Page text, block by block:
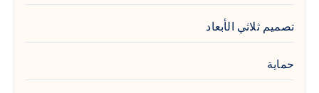
تصميم ثلاثي الأبعاد
حماية